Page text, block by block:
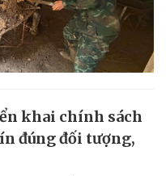
khai chính sách
đúng đối tượng,